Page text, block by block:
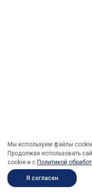
Мы используем файлы
Продолжая использовать
cookie и c Политикой
Я согласен